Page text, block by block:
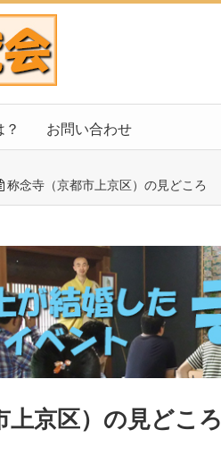
？ お問い合わせ
称念寺（京都市上京区）の見どころ
上京区）の見どころ